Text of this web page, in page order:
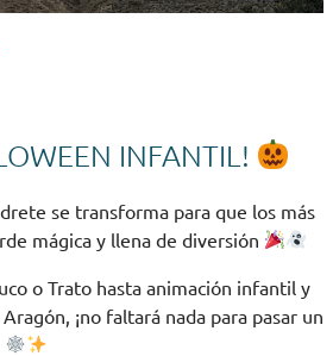
INFANTIL!
se transforma para que los más
mágica y llena de diversión
o Trato hasta animación infantil y
¡no faltará nada para pasar un